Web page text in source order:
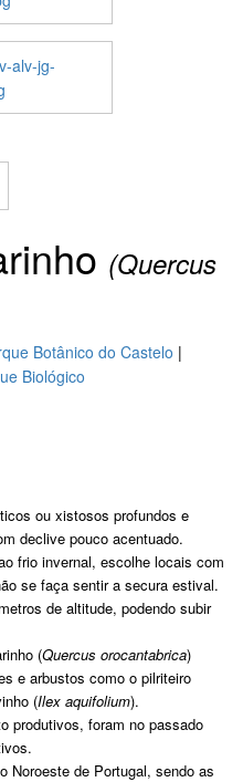
(Quercus
Botânico do Castelo |
Biológico
ou xistosos profundos e
declive pouco acentuado.
frio invernal, escolhe locais com
se faça sentir a secura estival.
de altitude, podendo subir
(Quercus orocantabrica)
e arbustos como o pilriteiro
(Ilex aquifolium).
produtivos, foram no passado
Noroeste de Portugal, sendo as